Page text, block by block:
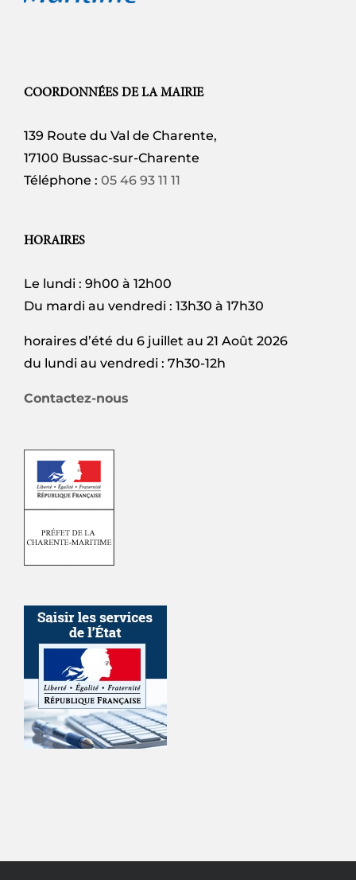
COORDONNÉES DE LA MAIRIE
139 Route du Val de Charente,
17100 Bussac-sur-Charente
Téléphone : 05 46 93 11 11
HORAIRES
Le lundi : 9h00 à 12h00
Du mardi au vendredi : 13h30 à 17h30
horaires d’été du 6 juillet au 21 Août 2026
du lundi au vendredi : 7h30-12h
Contactez-nous